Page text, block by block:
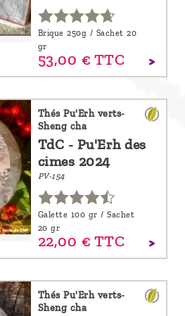
Brique 250g / Sachet 20
gr
53,00 € TTC
Thés Pu'Erh verts-
Sheng cha
TdC - Pu'Erh des
cimes 2024
PV-154
Galette 100 gr / Sachet
20 gr
22,00 € TTC
Thés Pu'Erh verts-
Sheng cha